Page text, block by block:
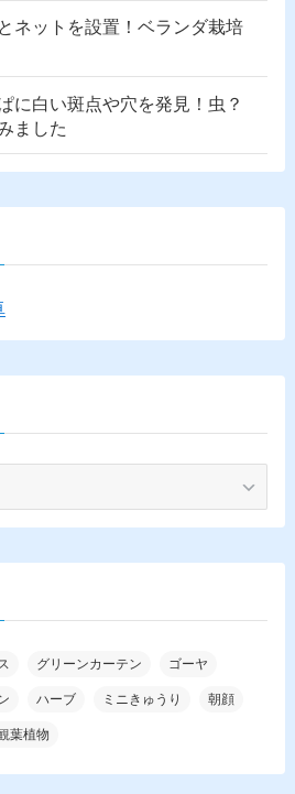
ネットを設置！ベランダ栽培
に白い斑点や穴を発見！虫？
ました
グリーンカーテン ゴーヤ
ハーブ ミニきゅうり 朝顔
葉植物